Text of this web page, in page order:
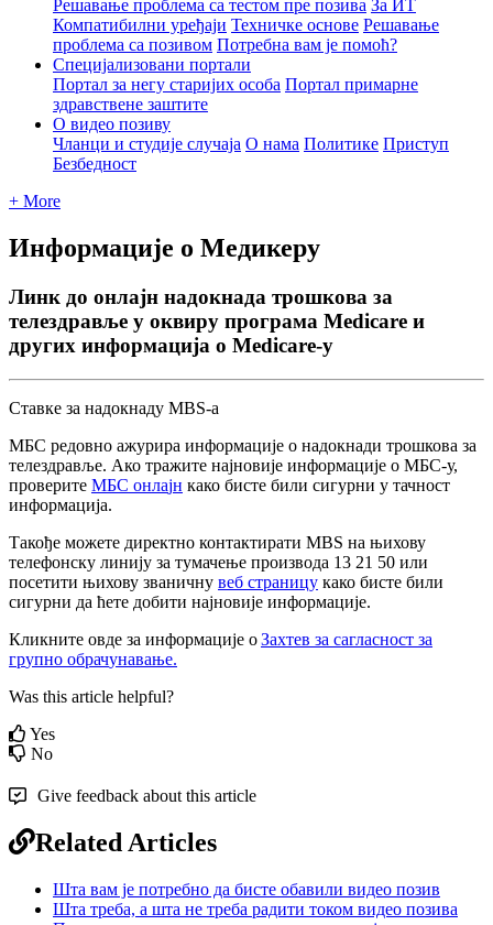
Решавање проблема са тестом пре позива За ИТ
Компатибилни уређаји Техничке основе Решавање
проблема са позивом Потребна вам је помоћ?
Специјализовани портали
Портал за негу старијих особа Портал примарне
здравствене заштите
О видео позиву
Чланци и студије случаја О нама Политике Приступ
Безбедност
+ More
Информације о Медикеру
Линк до онлајн надокнада трошкова за
телездравље у оквиру програма Medicare и
других информација о Medicare-у
Ставке за надокнаду MBS-а
МБС редовно ажурира информације о надокнади трошкова за
телездравље. Ако тражите најновије информације о МБС-у,
проверите МБС онлајн како бисте били сигурни у тачност
информација.
Такође можете директно контактирати MBS на њихову
телефонску линију за тумачење производа 13 21 50 или
посетити њихову званичну веб страницу како бисте били
сигурни да ћете добити најновије информације.
Кликните овде за информације оЗахтев за сагласност за
групно обрачунавање.
Was this article helpful?
Yes
No
Give feedback about this article
Related Articles
Шта вам је потребно да бисте обавили видео позив
Шта треба, а шта не треба радити током видео позива